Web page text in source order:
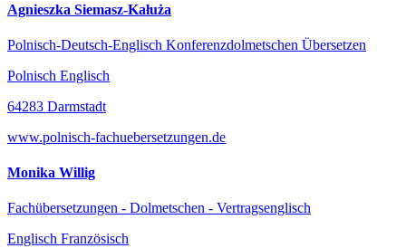
Agnieszka Siemasz-Kałuża
Polnisch-Deutsch-Englisch Konferenzdolmetschen Übersetzen
Polnisch Englisch
64283 Darmstadt
www.polnisch-fachuebersetzungen.de
Monika Willig
Fachübersetzungen - Dolmetschen - Vertragsenglisch
Englisch Französisch